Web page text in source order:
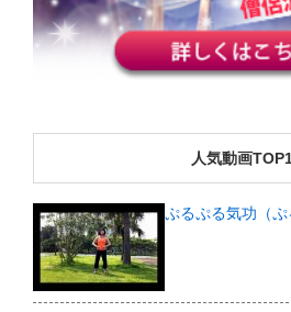
人気動画
ぷるぷる気功（ぷ